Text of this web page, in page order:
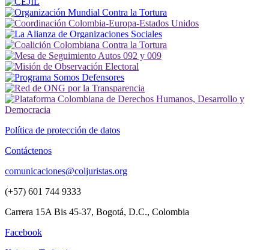
Política de protección de datos
Contáctenos
comunicaciones@coljuristas.org
(+57) 601 744 9333
Carrera 15A Bis 45-37, Bogotá, D.C., Colombia
Facebook